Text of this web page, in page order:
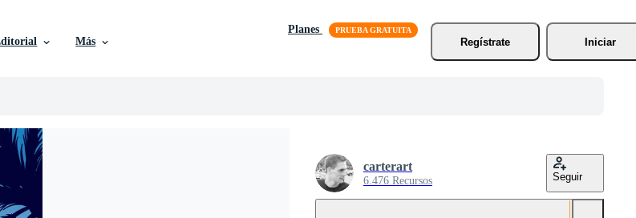
Más
Planes
Regístrate
Iniciar
carterart
6.476 Recursos Seguir